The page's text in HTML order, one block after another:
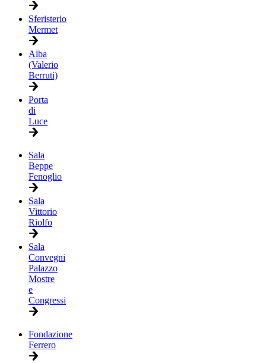
Sferisterio
Mermet
Alba
(Valerio
Berruti)
Porta
di
Luce
Sala
Beppe
Fenoglio
Sala
Vittorio
Riolfo
Sala
Convegni
Palazzo
Mostre
e
Congressi
Fondazione
Ferrero